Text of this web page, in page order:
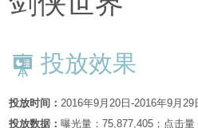
投放效果
投放时间： 2016年9月20日-2016年9月29
投放数据： 曝光量：75,877,405；点击量